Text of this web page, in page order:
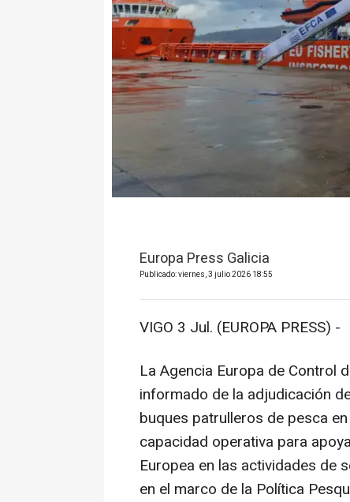
Europa Press Galicia
Publicado: viernes, 3 julio 2026 18:55
VIGO 3 Jul. (EUROPA PRESS) -
La Agencia Europa de Control
informado de la adjudicación
buques patrulleros de pesca
capacidad operativa para
Europea en las actividades de
en el marco de la Política